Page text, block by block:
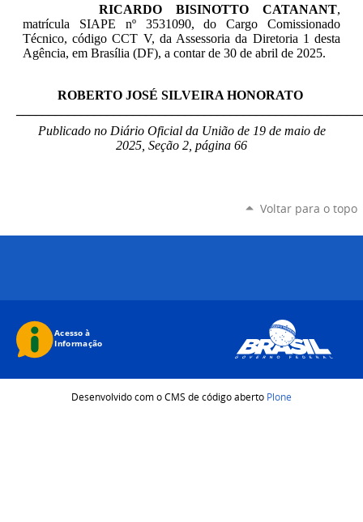
RICARDO BISINOTTO CATANANT,
matrícula SIAPE nº3531090, do Cargo Comissionado
Técnico, código CCT V, da Assessoria da Diretoria 1 desta
Agência, em Brasília (DF), a contar de 30 de abril de 2025.
ROBERTO JOSÉ SILVEIRA HONORATO
Publicado no Diário Oficial da União de 19 de maio de
2025, Seção 2, página 66
Voltar para o topo
Desenvolvido com o CMS de código aberto Plone